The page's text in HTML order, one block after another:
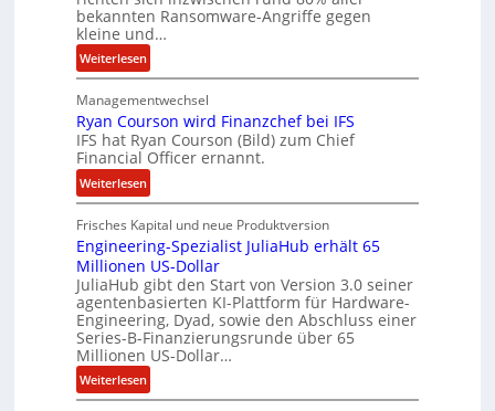
rb
e
i
t
z
u
a
m
n
bekannten Ransomware-Angriffe gegen
kleine und…
Weiterlesen:
L
ö
s
e
g
e
l
d
z
a
h
l
e
n
i
s
Managementwechsel
Ryan Courson wird Finanzchef bei IFS
IFS hat Ryan Courson (Bild) zum Chief
Financial Officer ernannt.
Weiterlesen:
R
y
a
n
C
o
u
r
s
o
Frisches Kapital und neue Produktversion
Engineering-Spezialist JuliaHub erhält 65
Millionen US-Dollar
JuliaHub gibt den Start von Version 3.0 seiner
agentenbasierten KI-Plattform für Hardware-
Engineering, Dyad, sowie den Abschluss einer
Series-B-Finanzierungsrunde über 65
Millionen US-Dollar…
Weiterlesen:
E